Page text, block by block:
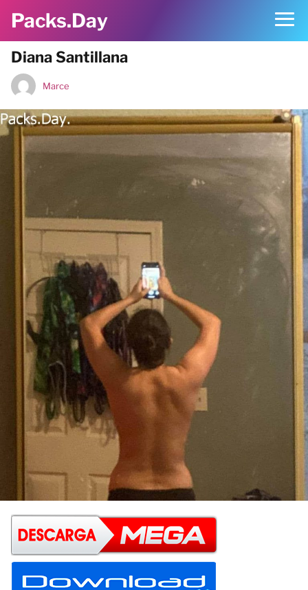
Packs.Day
Diana Santillana
Marce